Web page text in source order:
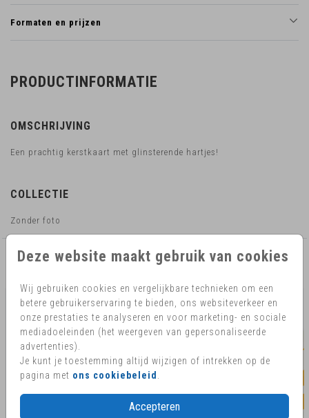
Deze website maakt gebruik van cookies
Wij gebruiken cookies en vergelijkbare technieken om een
betere gebruikerservaring te bieden, ons websiteverkeer en
onze prestaties te analyseren en voor marketing- en sociale
mediadoeleinden (het weergeven van gepersonaliseerde
advertenties).
Je kunt je toestemming altijd wijzigen of intrekken op de
pagina met ons cookiebeleid
Accepteren
Formaten en prijzen
PRODUCTINFORMATIE
OMSCHRIJVING
Een prachtig kerstkaart met glinsterende hartjes!
COLLECTIE
Zonder foto